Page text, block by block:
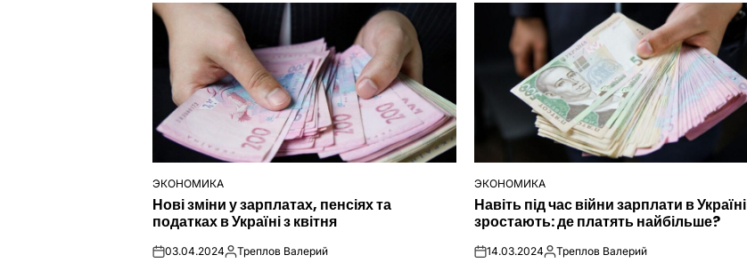
ОПУБЛІКУВАТИ
У
ЭКОНОМИКА
Нові зміни у зарплатах, пенсіях та
податках в Україні з квітня
on03.04.2024Опубліковано
Треплов Валерий
ОПУБЛІКУВАТИ
У
ЭКОНОМИКА
Навіть під час війни зарплати в Україні
зростають: де платять найбільше?
on14.03.2024Опубліковано
Треплов Валерий